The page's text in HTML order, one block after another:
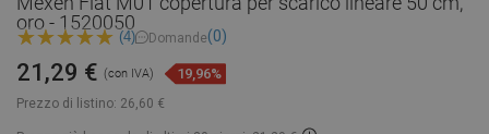
oro - 1520050
(4) Domande(0)
Prezzo di listino: 26,60 €
21,29 € (con IVA) 19,96%